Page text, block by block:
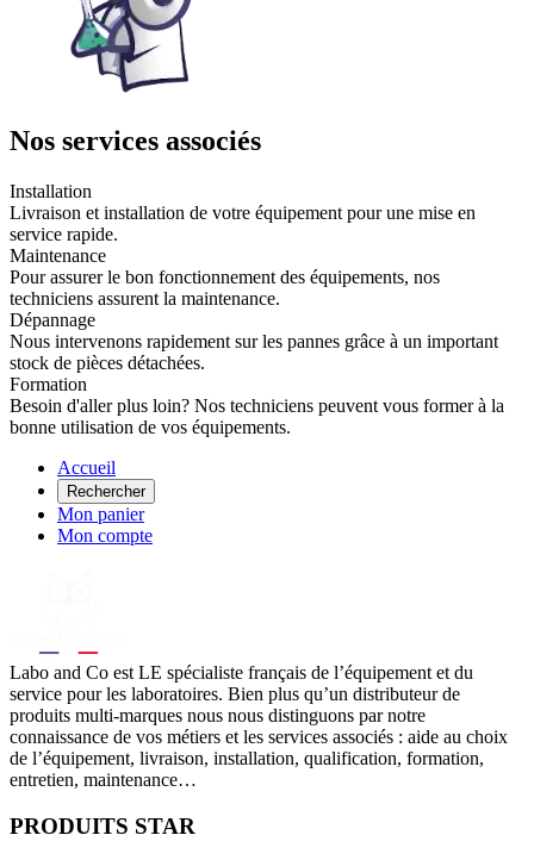
Nos services associés
Installation
Livraison et installation de votre équipement pour une mise en
service rapide.
Maintenance
Pour assurer le bon fonctionnement des équipements, nos
techniciens assurent la maintenance.
Dépannage
Nous intervenons rapidement sur les pannes grâce à un important
stock de pièces détachées.
Formation
Besoin d'aller plus loin? Nos techniciens peuvent vous former à la
bonne utilisation de vos équipements.
Accueil
Rechercher
Mon panier
Mon compte
Labo and Co est LE spécialiste français de l’équipement et du
service pour les laboratoires. Bien plus qu’un distributeur de
produits multi-marques nous nous distinguons par notre
connaissance de vos métiers et les services associés : aide au choix
de l’équipement, livraison, installation, qualification, formation,
entretien, maintenance…
PRODUITS STAR